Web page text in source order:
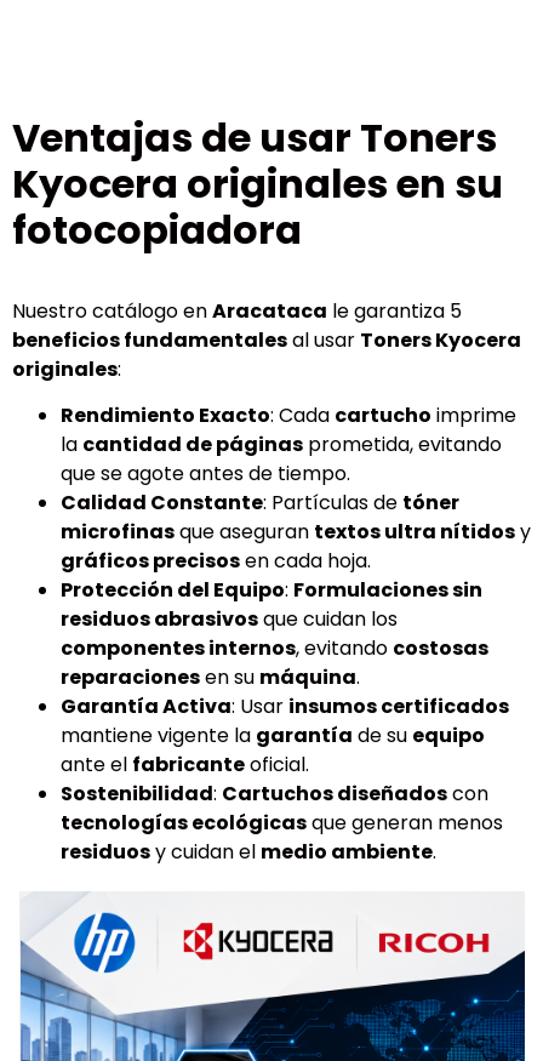
Ventajas de usar Toners
Kyocera originales en su
fotocopiadora
Nuestro catálogo enAracataca le garantiza 5
beneficios fundamentalesal usar Toners Kyocera
originales:
Rendimiento Exacto: Cada cartucho imprime
la cantidad de páginas prometida, evitando
que se agote antes de tiempo.
Calidad Constante: Partículas de tóner
microfinasque aseguran textos ultra nítidosy
gráficos precisosen cada hoja.
Protección del Equipo: Formulaciones sin
residuos abrasivosque cuidan los
componentes internos, evitando costosas
reparacionesen su máquina.
Garantía Activa: Usar insumos certificados
mantiene vigente la garantía de su equipo
ante el fabricanteoficial.
Sostenibilidad: Cartuchos diseñadoscon
tecnologías ecológicasque generan menos
residuosy cuidan el medio ambiente.